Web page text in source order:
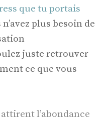
que tu portais
n’avez plus besoin de
juste retrouver
ce que vous
l’abondance